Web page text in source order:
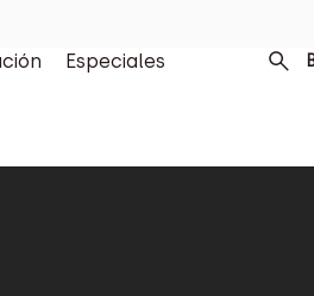
Especiales